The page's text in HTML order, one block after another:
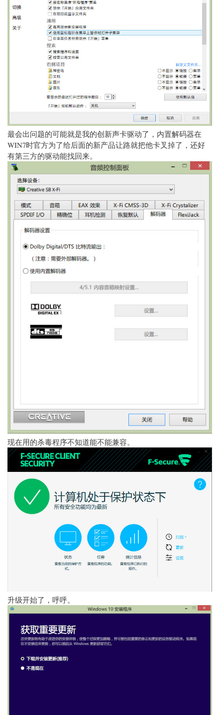
最会出问题的可能就是我的创新声卡驱动了，内置解码器在
WIN7时官方为了给后面的新产品让路就把他卡叉掉了，还好
有第三方的驱动能找回来。
现在用的杀毒程序不知道能不能兼容。
升级开始了，呼呼。